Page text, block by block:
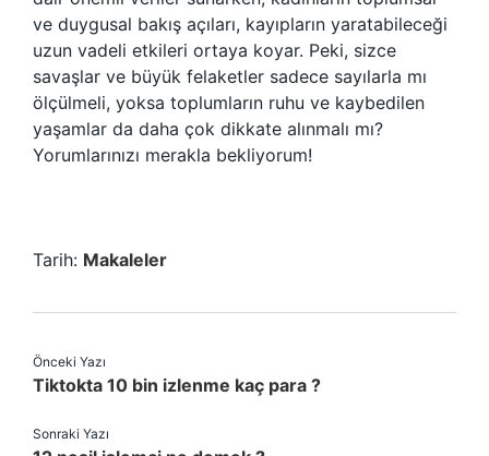
ve duygusal bakış açıları, kayıpların yaratabileceği
uzun vadeli etkileri ortaya koyar. Peki, sizce
savaşlar ve büyük felaketler sadece sayılarla mı
ölçülmeli, yoksa toplumların ruhu ve kaybedilen
yaşamlar da daha çok dikkate alınmalı mı?
Yorumlarınızı merakla bekliyorum!
Tarih: Makaleler
Önceki Yazı
Tiktokta 10 bin izlenme kaç para ?
Sonraki Yazı